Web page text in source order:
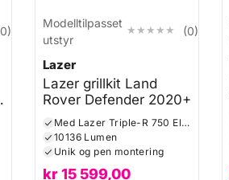
Modelltilpasset
utstyr
★★★★★
★★★★★ (0)
Lazer
Lazer grillkit Land
Rover Defender 2020+
Med Lazer Triple-R 750 Elite
10136 Lumen
Unik og pen montering
kr15 599,00